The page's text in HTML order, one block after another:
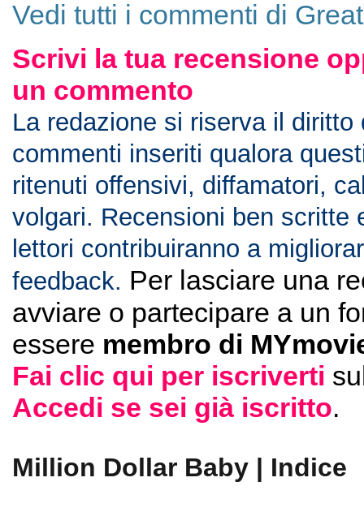
Vedi tutti i commenti di
Scrivi la tua recensione
un commento
La redazione si riserva il diritto
commenti inseriti qualora
ritenuti offensivi, diffamatori,
volgari. Recensioni ben scritte
lettori contribuiranno a
feedback. Per lasciare una
avviare o partecipare a un
essere membro di
Fai clic qui per iscriverti
Accedi se sei già iscritto.
Million Dollar Baby | Indice